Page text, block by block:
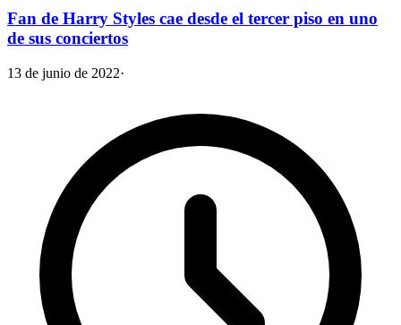
Fan de Harry Styles cae desde el tercer piso en uno
de sus conciertos
13 de junio de 2022·